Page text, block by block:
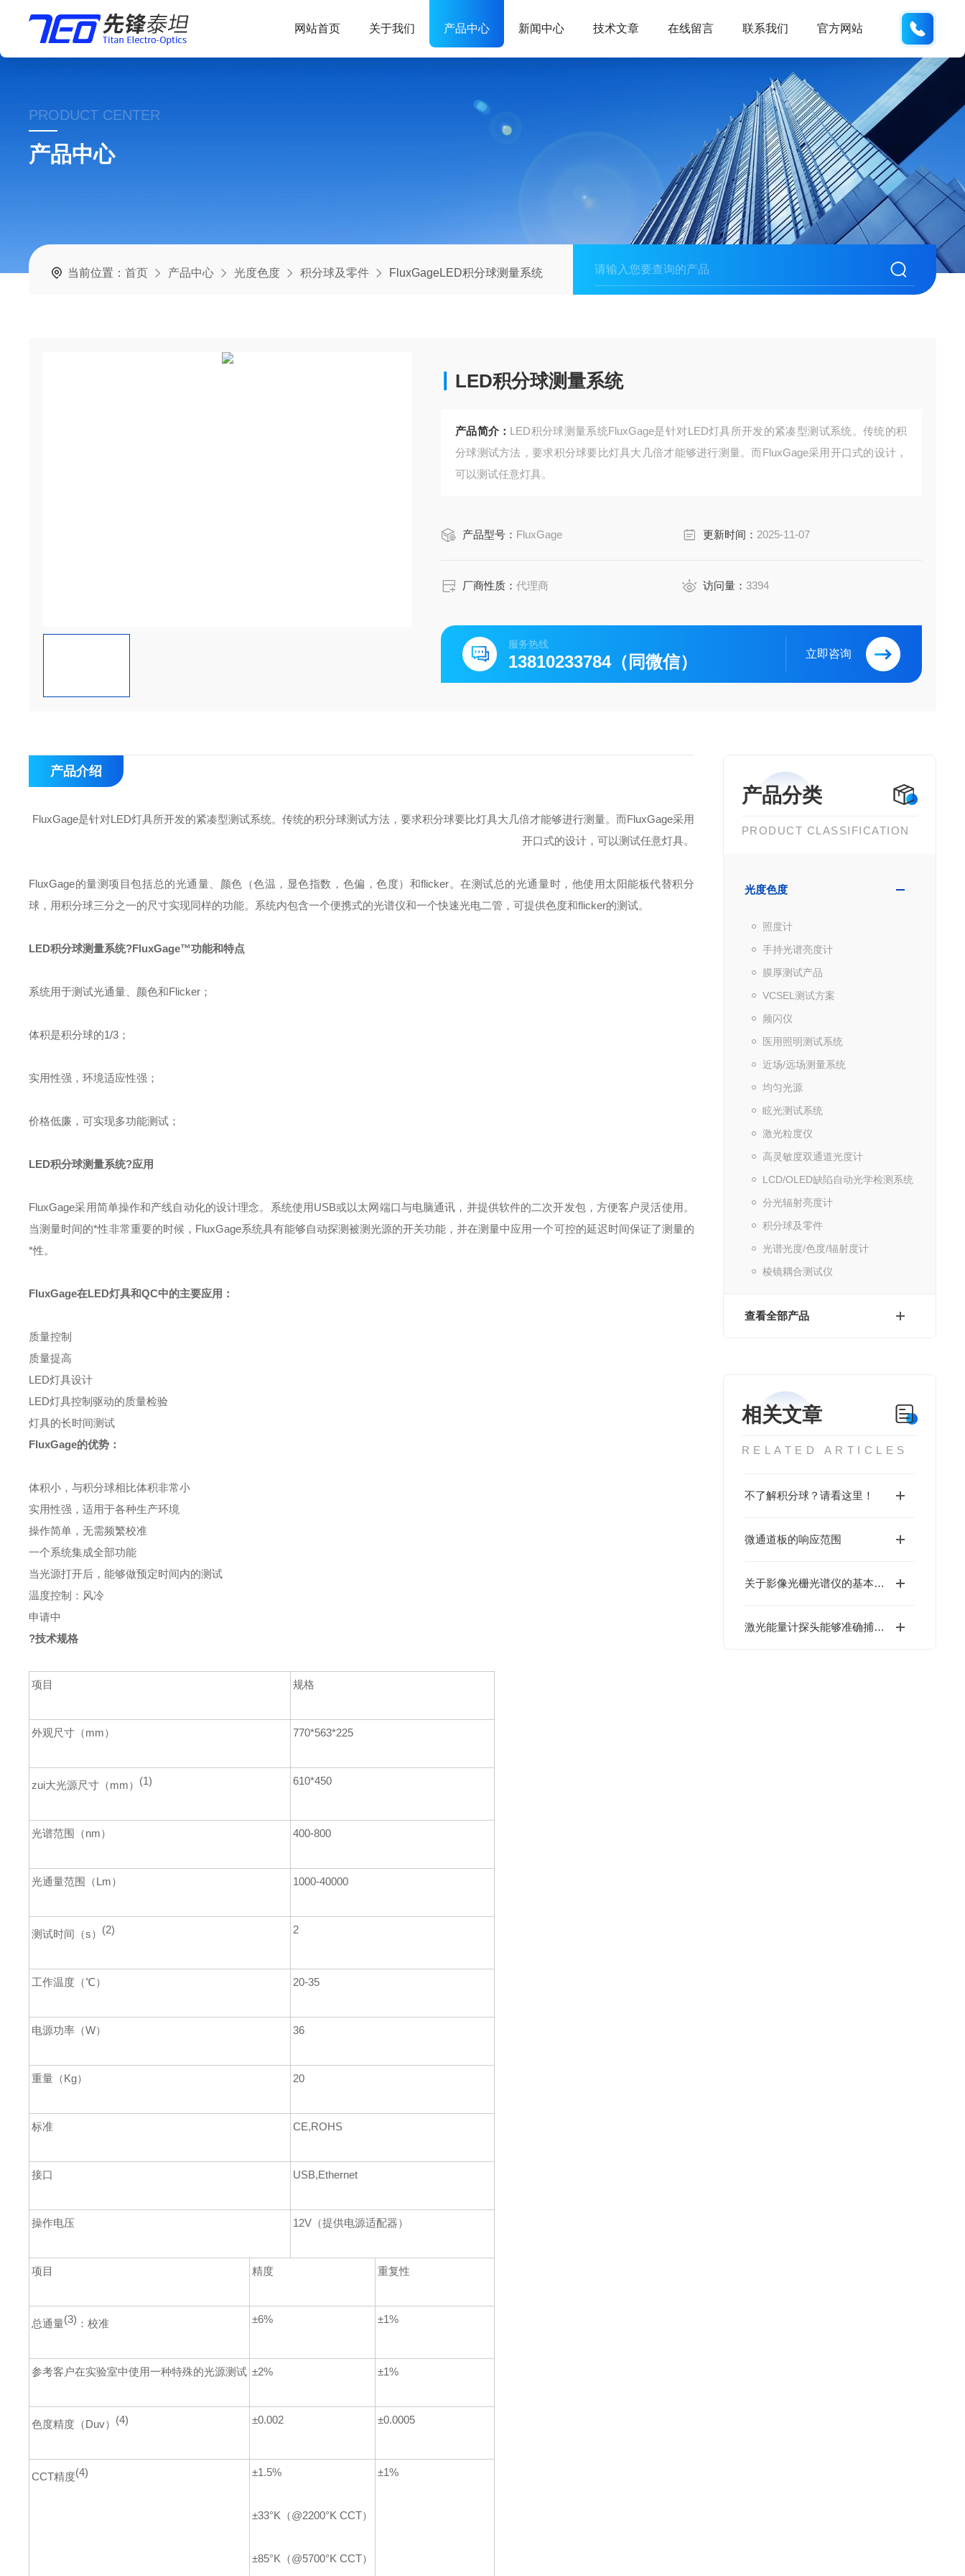
网站首页 关于我们 产品中心 新闻中心 技术文章 在线留言 联系我们 官方网站
PRODUCT CENTER
产品中心
当前位置：首页 产品中心 光度色度 积分球及零件 FluxGageLED积分球测量系统
LED积分球测量系统
产品简介： LED积分球测量系统FluxGage是针对LED灯具所开发的紧凑型测试系统。传统的积
分球测试方法，要求积分球要比灯具大几倍才能够进行测量。而FluxGage采用开口式的设计，
可以测试任意灯具。
产品型号： FluxGage 更新时间： 2025-11-07
厂商性质：代理商 访问量： 3394
服务热线
13810233784（同微信） 立即咨询
产品分类
PRODUCT CLASSIFICATION
光度色度
照度计
手持光谱亮度计
膜厚测试产品
VCSEL测试方案
频闪仪
医用照明测试系统
近场/远场测量系统
均匀光源
眩光测试系统
激光粒度仪
高灵敏度双通道光度计
LCD/OLED缺陷自动光学检测系统
分光辐射亮度计
积分球及零件
光谱光度/色度/辐射度计
棱镜耦合测试仪
查看全部产品
相关文章
RELATED ARTICLES
不了解积分球？请看这里！
微通道板的响应范围
关于影像光栅光谱仪的基本介绍
激光能量计探头能够准确捕捉激光束的能量分布
产品介绍
FluxGage是针对LED灯具所开发的紧凑型测试系统。 传统的积分球测试方法，要求积分球要比灯具大几倍才能够进行测量。而FluxGage采用
开口式的设计， 可以测试任意灯具。
FluxGage的量测项目包括总的光通量 、颜色（色温 ，显色指数， 色偏 ，色度） 和flicker。在测试总的光通量时， 他使用太阳能板代替积分
球 ，用积分球三分之一的尺寸实现同样的功能。 系统内包含一个便携式的光谱仪和一个快速光电二管，可提供色度和flicker的测试。
LED积分球测量系统?FluxGage™功能和特点
系统用于测试光通量 、颜色和Flicker ；
体积是积分球的1/3；
实用性强，环境适应性强 ；
价格低廉，可实现多功能测试；
LED积分球测量系统?应用
FluxGage采用简单操作和产线自动化的设计理念。 系统使用USB或以太网端口与电脑通讯 ，并提供软件的二次开发包，方便客户灵活使用 。
当测量时间的*性非常重要的时候， FluxGage系统具有能够自动探测被测光源的开关功能 ，并在测量中应用一个可控的延迟时间保证了测量的
*性。
FluxGage在LED灯具和QC中的主要应用：
质量控制
质量提高
LED灯具设计
LED灯具控制驱动的质量检验
灯具的长时间测试
FluxGage的优势 ：
体积小，与积分球相比体积非常小
实用性强，适用于各种生产环境
操作简单 ，无需频繁校准
一个系统集成全部功能
当光源打开后，能够做预定时间内的测试
温度控制：风冷
申请中
?技术规格
项目 规格
外观尺寸（mm） 770*563*225
zui大光源尺寸（mm） (1) 610*450
光谱范围（nm） 400-800
光通量范围（Lm） 1000-40000
测试时间（s） (2) 2
工作温度（℃） 20-35
电源功率（W） 36
重量（Kg） 20
标准 CE,ROHS
接口 USB,Ethernet
操作电压 12V（提供电源适配器）
项目 精度 重复性
总通量(3) ：校准 ±6% ±1%
参考客户在实验室中使用一种特殊的光源测试 ±2% ±1%
色度精度（Duv） (4) ±0.002 ±0.0005
CCT精度(4) ±1.5%
±33°K（@2200°K CCT）
±85°K（@5700°K CCT）
±1%